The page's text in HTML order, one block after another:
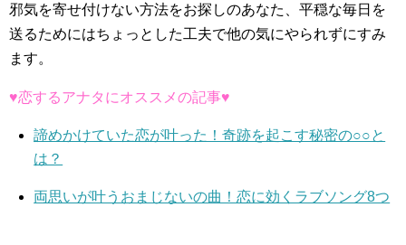
邪気を寄せ付けない方法をお探しのあなた、平穏な毎日を
送るためにはちょっとした工夫で他の気にやられずにすみ
ます。
♥恋するアナタにオススメの記事♥
諦めかけていた恋が叶った！奇跡を起こす秘密の○○と
は？
両思いが叶うおまじないの曲！恋に効くラブソング8つ